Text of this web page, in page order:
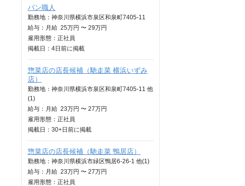
パン職人
勤務地：神奈川県横浜市泉区和泉町7405-11
給与： 月給 25万円 〜 29万円
雇用形態：正社員
掲載日： 4日 前に掲載
惣菜店の店長候補（馳走菜 横浜いずみ
店）
勤務地：神奈川県横浜市泉区和泉町7405-11 他
(1)
給与： 月給 23万円 〜 27万円
雇用形態：正社員
掲載日： 30+日 前に掲載
惣菜店の店長候補（馳走菜 鴨居店）
勤務地：神奈川県横浜市緑区鴨居6-26-1 他(1)
給与： 月給 23万円 〜 27万円
雇用形態：正社員